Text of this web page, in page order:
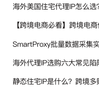
【跨境电商必看】跨境电
SmartProxy批量数据采集
海外代理IP选购六大常见陷
静态住宅IP是什么？跨境